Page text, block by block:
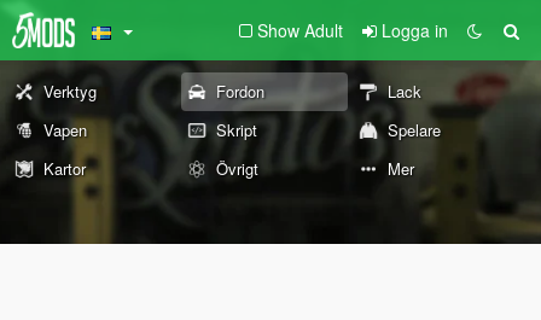
Show Adult Logga in
Verktyg Fordon
Lack
Vapen
Skript
Spelare
Kartor
Övrigt Mer